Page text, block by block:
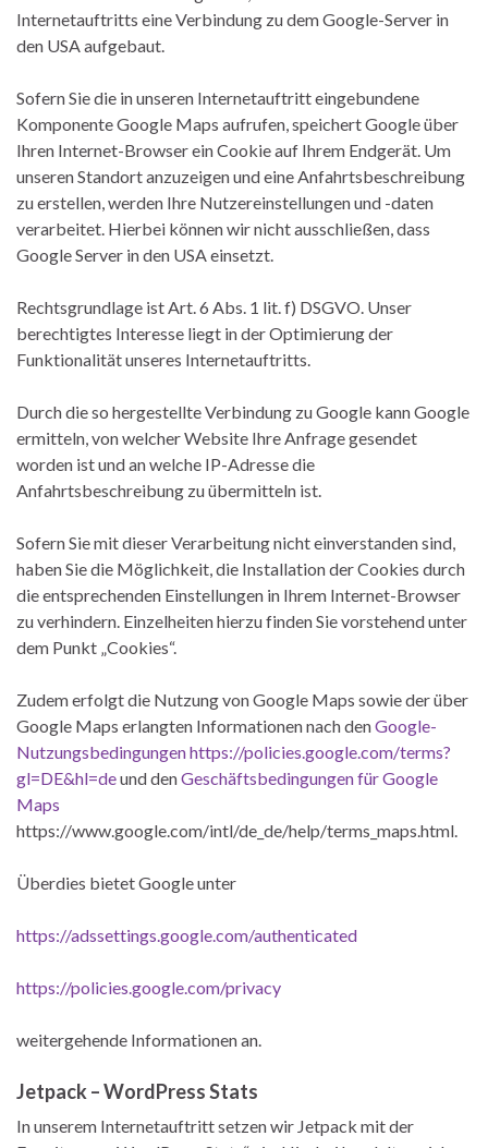
Internetauftritts eine Verbindung zu dem Google-Server in
den USA aufgebaut.
Sofern Sie die in unseren Internetauftritt eingebundene
Komponente Google Maps aufrufen, speichert Google über
Ihren Internet-Browser ein Cookie auf Ihrem Endgerät. Um
unseren Standort anzuzeigen und eine Anfahrtsbeschreibung
zu erstellen, werden Ihre Nutzereinstellungen und -daten
verarbeitet. Hierbei können wir nicht ausschließen, dass
Google Server in den USA einsetzt.
Rechtsgrundlage ist Art. 6 Abs. 1 lit. f) DSGVO. Unser
berechtigtes Interesse liegt in der Optimierung der
Funktionalität unseres Internetauftritts.
Durch die so hergestellte Verbindung zu Google kann Google
ermitteln, von welcher Website Ihre Anfrage gesendet
worden ist und an welche IP-Adresse die
Anfahrtsbeschreibung zu übermitteln ist.
Sofern Sie mit dieser Verarbeitung nicht einverstanden sind,
haben Sie die Möglichkeit, die Installation der Cookies durch
die entsprechenden Einstellungen in Ihrem Internet-Browser
zu verhindern. Einzelheiten hierzu finden Sie vorstehend unter
dem Punkt „Cookies“.
Zudem erfolgt die Nutzung von Google Maps sowie der über
Google Maps erlangten Informationen nach denGoogle-
Nutzungsbedingungenhttps://policies.google.com/terms?
gl=DE&hl=deund denGeschäftsbedingungen für Google
Maps
https://www.google.com/intl/de_de/help/terms_maps.html.
Überdies bietet Google unter
https://adssettings.google.com/authenticated
https://policies.google.com/privacy
weitergehende Informationen an.
Jetpack – WordPress Stats
In unserem Internetauftritt setzen wir Jetpack mit der